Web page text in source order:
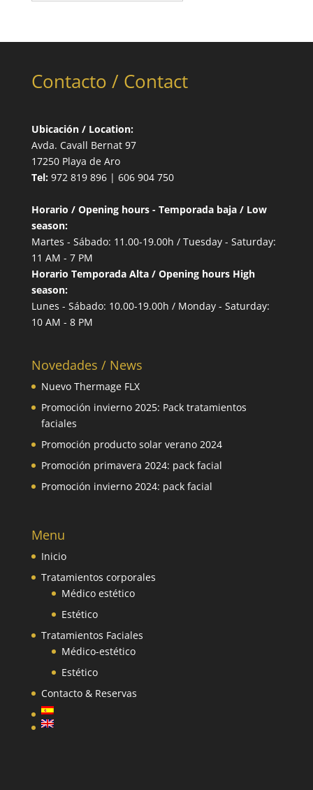
Contacto / Contact
Ubicación / Location:
Avda. Cavall Bernat 97
17250 Playa de Aro
Tel:972 819 896 | 606 904 750
Horario / Opening hours - Temporada baja / Low
season:
Martes - Sábado: 11.00-19.00h / Tuesday - Saturday:
11 AM - 7 PM
Horario Temporada Alta / Opening hours High
season:
Lunes - Sábado: 10.00-19.00h / Monday - Saturday:
10 AM - 8 PM
Novedades / News
Nuevo Thermage FLX
Promoción invierno 2025: Pack tratamientos
faciales
Promoción producto solar verano 2024
Promoción primavera 2024: pack facial
Promoción invierno 2024: pack facial
Menu
Inicio
Tratamientos corporales
Médico estético
Estético
Tratamientos Faciales
Médico-estético
Estético
Contacto & Reservas